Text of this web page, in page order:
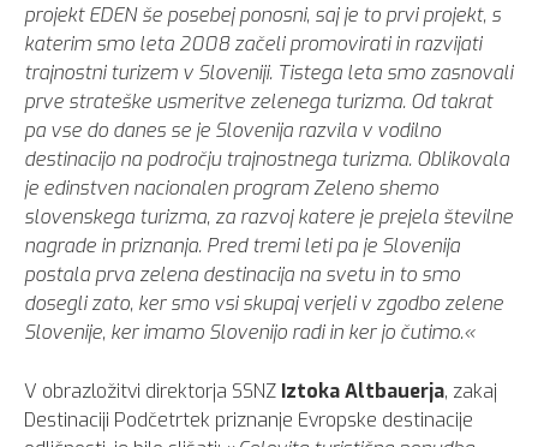
projekt EDEN še posebej ponosni, saj je to prvi projekt, s
katerim smo leta 2008 začeli promovirati in razvijati
trajnostni turizem v Sloveniji. Tistega leta smo zasnovali
prve strateške usmeritve zelenega turizma. Od takrat
pa vse do danes se je Slovenija razvila v vodilno
destinacijo na področju trajnostnega turizma. Oblikovala
je edinstven nacionalen program Zeleno shemo
slovenskega turizma, za razvoj katere je prejela številne
nagrade in priznanja. Pred tremi leti pa je Slovenija
postala prva zelena destinacija na svetu in to smo
dosegli zato, ker smo vsi skupaj verjeli v zgodbo zelene
Slovenije, ker imamo Slovenijo radi in ker jo čutimo.«
V obrazložitvi direktorja SSNZ Iztoka Altbauerja, zakaj
Destinaciji Podčetrtek priznanje Evropske destinacije